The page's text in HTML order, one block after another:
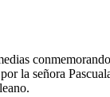
la señora